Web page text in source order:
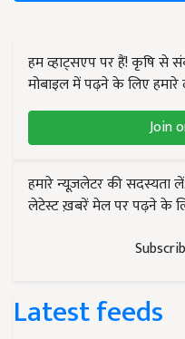
हम व्हाट्सएप पर हैं! कृषि से
मोबाइल में पढ़ने के लिए
Join
हमारे न्यूज़लेटर की सदस्यता
लेटेस्ट ख़बरें मेल पर पढ़ने के
Latest feeds